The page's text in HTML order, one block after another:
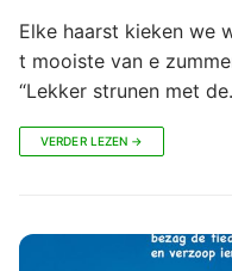
Elke haarst kieken we
t mooiste van e
“Lekker strunen met
VERDER LEZEN →